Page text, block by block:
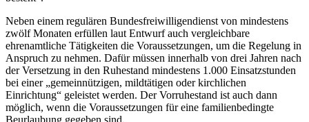
Neben einem regulären Bundesfreiwilligendienst von mindestens
zwölf Monaten erfüllen laut Entwurf auch vergleichbare
ehrenamtliche Tätigkeiten die Voraussetzungen, um die Regelung in
Anspruch zu nehmen. Dafür müssen innerhalb von drei Jahren nach
der Versetzung in den Ruhestand mindestens 1.000 Einsatzstunden
bei einer „gemeinnützigen, mildtätigen oder kirchlichen
Einrichtung“ geleistet werden. Der Vorruhestand ist auch dann
möglich, wenn die Voraussetzungen für eine familienbedingte
Beurlaubung gegeben sind.